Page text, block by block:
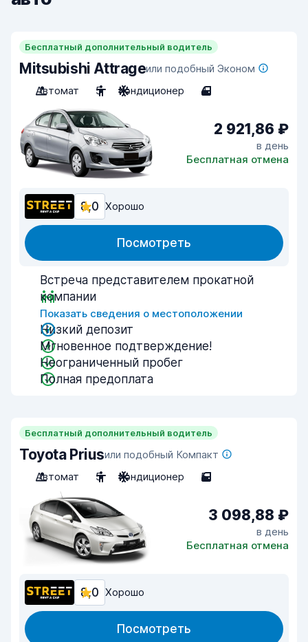
Бесплатный дополнительный водитель
Mitsubishi Attrageили подобный Эконом
Автомат
5 Кондиционер 4
2 921,86 ₽
в день
Бесплатная отмена
8,0 Хорошо
Посмотреть
Встреча представителем прокатной
компании
Показать сведения о местоположении
Низкий депозит
Мгновенное подтверждение!
Неограниченный пробег
Полная предоплата
Бесплатный дополнительный водитель
Toyota Priusили подобный Компакт
Автомат
5 Кондиционер 5
3 098,88 ₽
в день
Бесплатная отмена
8,0 Хорошо
Посмотреть